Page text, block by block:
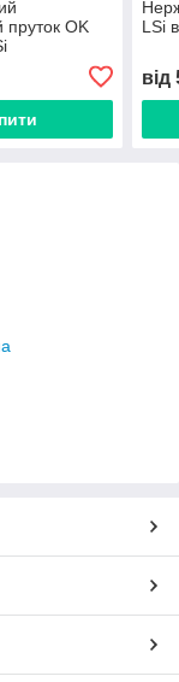
пруток OK
LSi
від